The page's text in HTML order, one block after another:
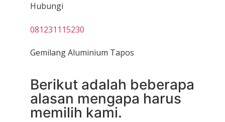
Hubungi
081231115230
Gemilang Aluminium Tapos
Berikut adalah beberapa
alasan mengapa harus
memilih kami.